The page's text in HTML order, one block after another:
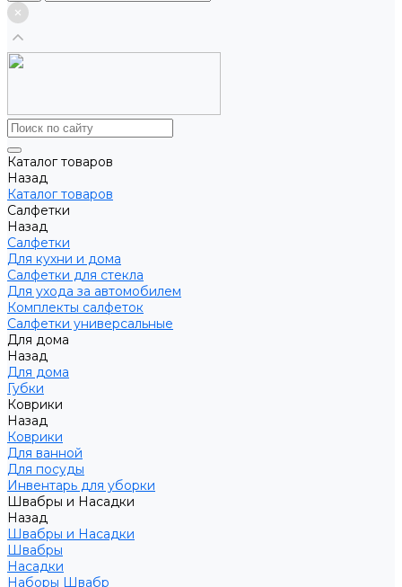
Каталог товаров
Назад
Каталог товаров
Салфетки
Назад
Салфетки
Для кухни и дома
Салфетки для стекла
Для ухода за автомобилем
Комплекты салфеток
Салфетки универсальные
Для дома
Назад
Для дома
Губки
Коврики
Назад
Коврики
Для ванной
Для посуды
Инвентарь для уборки
Швабры и Насадки
Назад
Швабры и Насадки
Швабры
Насадки
Наборы Швабр